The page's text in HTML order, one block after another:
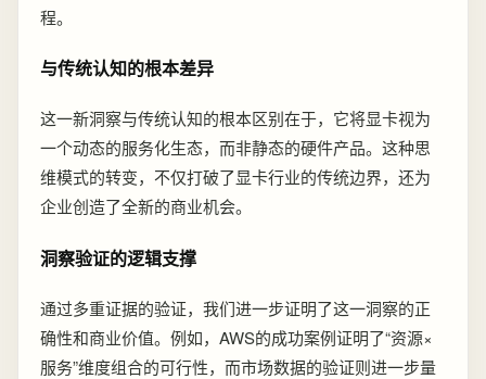
程。
与传统认知的根本差异
这一新洞察与传统认知的根本区别在于，它将显卡视为
一个动态的服务化生态，而非静态的硬件产品。这种思
维模式的转变，不仅打破了显卡行业的传统边界，还为
企业创造了全新的商业机会。
洞察验证的逻辑支撑
通过多重证据的验证，我们进一步证明了这一洞察的正
确性和商业价值。例如，AWS的成功案例证明了“资源×
服务”维度组合的可行性，而市场数据的验证则进一步量